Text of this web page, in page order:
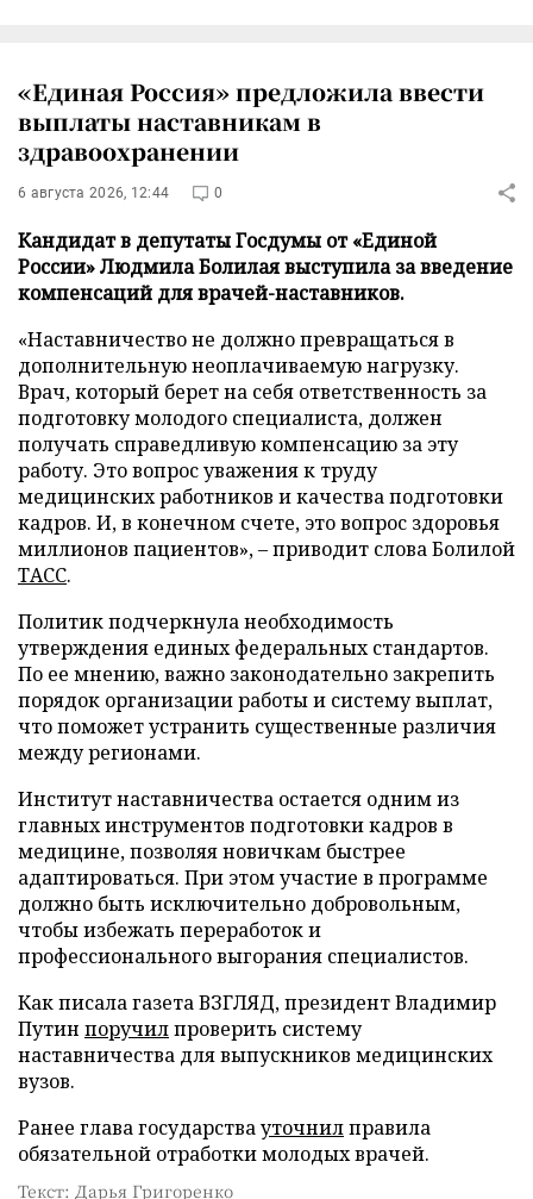
«Единая Россия» предложила ввести
выплаты наставникам в
здравоохранении
6 августа 2026, 12:44 0
Кандидат в депутаты Госдумы от «Единой
России» Людмила Болилая выступила за введение
компенсаций для врачей-наставников.
«Наставничество не должно превращаться в
дополнительную неоплачиваемую нагрузку.
Врач, который берет на себя ответственность за
подготовку молодого специалиста, должен
получать справедливую компенсацию за эту
работу. Это вопрос уважения к труду
медицинских работников и качества подготовки
кадров. И, в конечном счете, это вопрос здоровья
миллионов пациентов», – приводит слова Болилой
ТАСС.
Политик подчеркнула необходимость
утверждения единых федеральных стандартов.
По ее мнению, важно законодательно закрепить
порядок организации работы и систему выплат,
что поможет устранить существенные различия
между регионами.
Институт наставничества остается одним из
главных инструментов подготовки кадров в
медицине, позволяя новичкам быстрее
адаптироваться. При этом участие в программе
должно быть исключительно добровольным,
чтобы избежать переработок и
профессионального выгорания специалистов.
Как писала газета ВЗГЛЯД, президент Владимир
Путин поручилпроверить систему
наставничества для выпускников медицинских
вузов.
Ранее глава государствауточнилправила
обязательной отработки молодых врачей.
Текст: Дарья Григоренко